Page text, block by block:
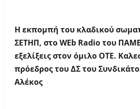
Η εκπομπή του κλαδικού
ΣΕΤΗΠ, στο WEb Radio του ΠΑΜΕ
εξελίξεις στον όμιλο ΟΤΕ.
πρόεδρος του ΔΣ του
Αλέκος